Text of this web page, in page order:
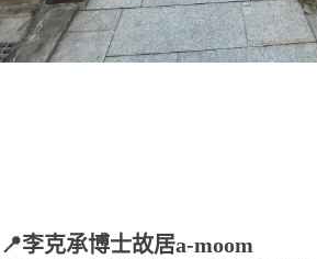
📍李克承博士故居a-moom